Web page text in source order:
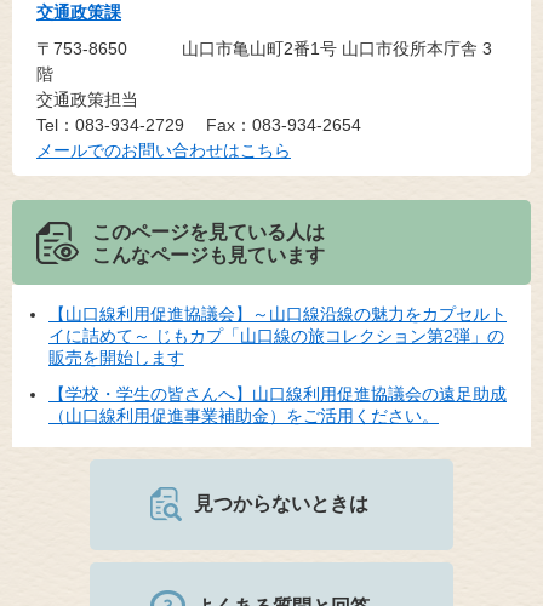
交通政策課
〒753-8650
山口市亀山町2番1号 山口市役所本庁舎 3
階
交通政策担当
Tel：083-934-2729
Fax：083-934-2654
メールでのお問い合わせはこちら
このページを見ている人は
こんなページも見ています
【山口線利用促進協議会】～山口線沿線の魅力をカプセルト
イに詰めて～ じもカプ「山口線の旅コレクション第2弾」の
販売を開始します
【学校・学生の皆さんへ】山口線利用促進協議会の遠足助成
（山口線利用促進事業補助金）をご活用ください。
見つからないときは